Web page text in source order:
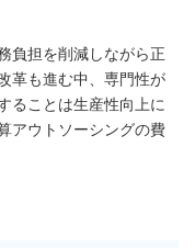
負担を削減しながら正
革も進む中、専門性が
ることは生産性向上に
アウトソーシングの費